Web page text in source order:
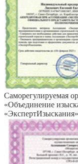
Саморегулируемая
«Объединение
«ЭкспертИзыскания»